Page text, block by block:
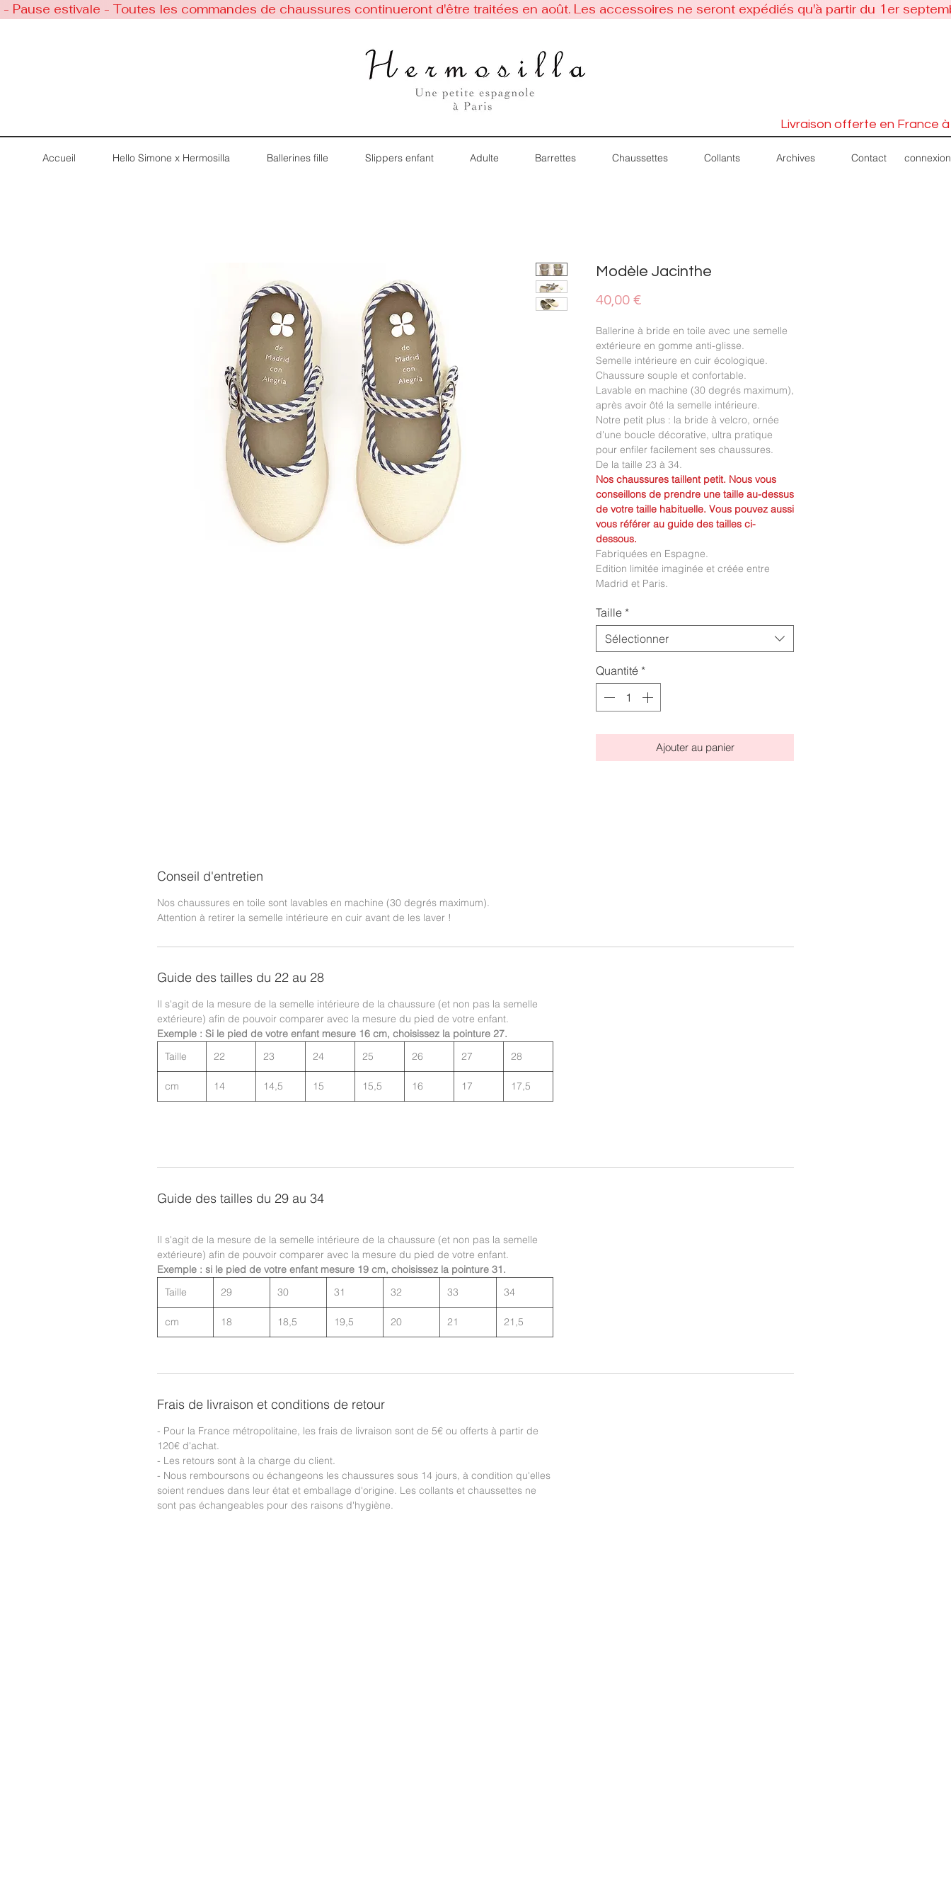
- Pause estivale - Toutes les commandes de chaussures continueront d'être traitées en août. Les accessoires ne seront expédiés qu'à partir du 1er
connexion
Accueil Hello Simone x Hermosilla Ballerines fille Slippers enfant Adulte Barrettes Chaussettes Collants Archives Contact
Livraison offerte en France
Modèle Jacinthe
40,00 €Prix
Ballerine à bride en toile avec une semelle
extérieure en gomme anti-glisse.
Semelle intérieure en cuir écologique.
Chaussure souple et confortable.
Lavable en machine (30 degrés maximum),
après avoir ôté la semelle intérieure.
Notre petit plus : la bride à velcro, ornée
d'une boucle décorative, ultra pratique
pour enfiler facilement ses chaussures.
De la taille 23 à 34.
Nos chaussures taillent petit. Nous vous
conseillons de prendre une taille au-dessus
de votre taille habituelle. Vous pouvez aussi
vous référer au guide des tailles ci-
dessous.
Fabriquées en Espagne.
Edition limitée imaginée et créée entre
Madrid et Paris.
Taille *
Sélectionner
Quantité *
Ajouter au panier
Conseil d'entretien
Nos chaussures en toile sont lavables en machine (30 degrés maximum).
Attention à retirer la semelle intérieure en cuir avant de les laver !
Guide des tailles du 22 au 28
Il s'agit de la mesure de la semelle intérieure de la chaussure (et non pas la semelle
extérieure) afin de pouvoir comparer avec la mesure du pied de votre enfant.
Exemple : Si le pied de votre enfant mesure 16 cm, choisissez la pointure 27.
Taille
22 23 24 25 26 27 28
cm 14 14,5 15 15,5 16 17 17,5
Guide des tailles du 29 au 34
Il s'agit de la mesure de la semelle intérieure de la chaussure (et non pas la semelle
extérieure) afin de pouvoir comparer avec la mesure du pied de votre enfant.
Exemple : si le pied de votre enfant mesure 19 cm, choisissez la pointure 31.
Taille
29 30 31 32 33 34
cm 18 18,5 19,5 20 21 21,5
Frais de livraison et conditions de retour
- Pour la France métropolitaine, les frais de livraison sont de 5€ ou offerts à partir de
120€ d'achat.
- Les retours sont à la charge du client.
- Nous remboursons ou échangeons les chaussures sous 14 jours, à condition qu'elles
soient rendues dans leur état et emballage d'origine. Les collants et chaussettes ne
sont pas échangeables pour des raisons d'hygiène.